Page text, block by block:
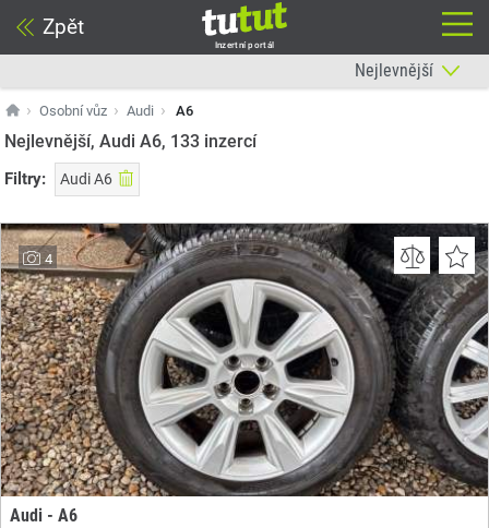
Zpět
Inzertní portál
Osobní vůz Audi A6
Nejlevnější, Audi A6, 133 inzercí
Filtry: Audi A6
4
Audi - A6